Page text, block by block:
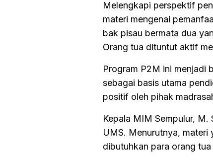
Melengkapi perspektif
materi mengenai
bak pisau bermata dua
Orang tua dituntut aktif
Program P2M ini menjadi
sebagai basis utama
positif oleh pihak
Kepala MIM Sempulur,
UMS. Menurutnya, materi
dibutuhkan para orang